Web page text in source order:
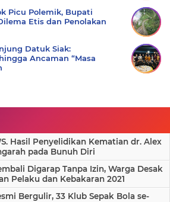
Picu Polemik, Bupati
Etis dan Penolakan
Datuk Siak:
Ancaman “Masa
Hasil Penyelidikan Kematian dr. Alex
pada Bunuh Diri
Digarap Tanpa Izin, Warga Desak
Pelaku dan Kebakaran 2021
Bergulir, 33 Klub Sepak Bola se-